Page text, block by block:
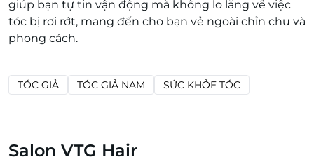
giúp bạn tự tin vận động mà không lo lắng về việc
tóc bị rơi rớt, mang đến cho bạn vẻ ngoài chỉn chu và
phong cách.
TÓC GIẢ TÓC GIẢ NAM SỨC KHỎE TÓC
Salon VTG Hair